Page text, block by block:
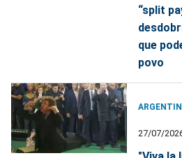
“split
que
povo
27/07/